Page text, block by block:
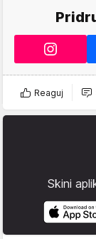
Reaguj
Skini